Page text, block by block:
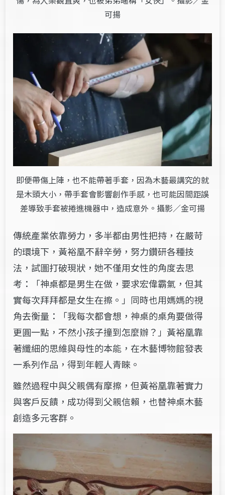
可揚
即便帶傷上陣，也不能帶著手套，因為木藝最講究的就
是木頭大小，帶手套會影響創作手感，也可能因間距誤
差導致手套被捲進機器中，造成意外。攝影／金可揚
傳統產業依靠勞力，多半都由男性把持，在嚴苛
的環境下，黃裕凰不辭辛勞，努力鑽研各種技
法，試圖打破現狀，她不僅用女性的角度去思
考：「神桌都是男生在做，要求宏偉霸氣，但其
實每次拜拜都是女生在擦。」同時也用媽媽的視
角去衡量：「我每次都會想，神桌的桌角要做得
更圓一點，不然小孩子撞到怎麼辦？」黃裕凰靠
著纖細的思維與母性的本能，在木藝博物館發表
一系列作品，得到年輕人青睞。
雖然過程中與父親偶有摩擦，但黃裕凰靠著實力
與客戶反饋，成功得到父親信賴，也替神桌木藝
創造多元客群。